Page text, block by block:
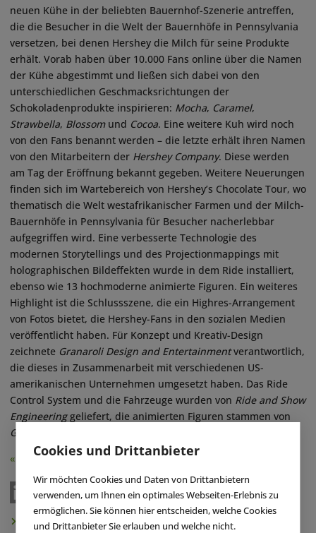
Cookies und Drittanbieter
Wir möchten Cookies und Daten von Drittanbietern
verwenden, um Ihnen ein optimales Webseiten-Erlebnis zu
ermöglichen. Sie können hier entscheiden, welche Cookies
und Drittanbieter Sie erlauben und welche nicht.
neuen Kühe in der beliebten Bauernhof-Szenerie antreffen,
die die Besucher in die Welt der Bauernhöfe in Pennsylvania
versetzen, bei denen Hershey die Milch für seine Produkte
erhält. Vorab haben über 10.000 Fans online über die Namen
der Kühe abgestimmt und ließen sich dabei von den
unterschiedlichen Geschmacksrichtungen der
Schokoladenprodukte inspirieren: Mocha, Caramel,
Strawbella, Blossomund Cocoa. Eine weitere Kuh wird noch
von den Fans benannt werden – die letzte erhält ihren Namen
von den Mitarbeitern der Hershey Company. Diese werden
am Tag der Eröffnung bekannt gegeben. Weitere Neuerungen
finden sich im Wartebereich von Hershey’s Chocolate Tour, wo
thematisch die Welt westafrikanischer Farmen und der Milch-
Bauernhöfe in Pennsylvania für Besucher nacherlebbar
aufgegriffen wird. Eine verbesserte Technologie des
modernen Storytellings und des Projectionmappings mit
holographischen Bildeffekten wurde in dem Ride installiert,
ebenso wie 13 hochmoderne animierte Figuren. Ein weiteres
Highlight ist die Schlussszene, die ein Highres-Arrangement
von Fotos bietet, die Hershey-Fans in den sozialen Medien
veröffentlicht haben. Für Konzept und Kreativ-Design
zeichnete Granaroli Design and Entertainmentverantwortlich,
die dieses in Zusammenarbeit mit verschiedenen US-
amerikanischen Unternehmen umgesetzt haben. Das Ride
Control System und die Fahrzeuge wurden von Ride and Show
Engineeringgeliefert, die animierten Figuren stammen von
Garner Holt Productions
« Zurück
Newsletter abonnieren